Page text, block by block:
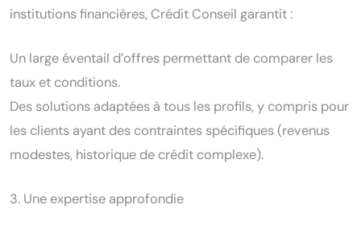
institutions financières, Crédit Conseil garantit :
Un large éventail d’offres permettant de comparer les
taux et conditions.
Des solutions adaptées à tous les profils, y compris pour
les clients ayant des contraintes spécifiques (revenus
modestes, historique de crédit complexe).
3. Une expertise approfondie